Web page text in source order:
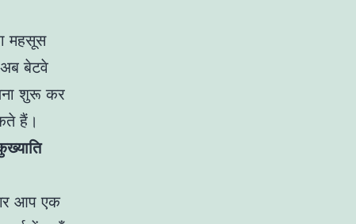
महसूस
बेटवे
शुरू कर
हैं।
आप एक